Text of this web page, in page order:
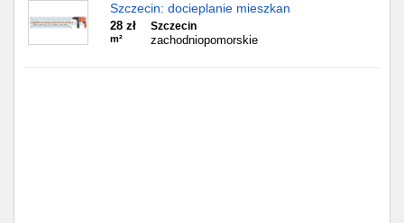
Szczecin: docieplanie mieszkan
28 zł
m²
Szczecin
zachodniopomorskie
Chorzów